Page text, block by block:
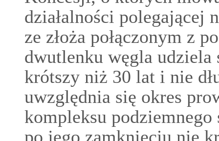
działalności polegającej
ze złoża połączonym z
dwutlenku węgla udziela
krótszy niż 30 lat i nie
uwzględnia się okres
kompleksu
po jego zamknięciu nie